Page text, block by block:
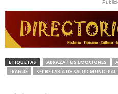
ETIQUETAS ABRAZA TUS EMOCIONES
IBAGUÉ
SECRETARÍA DE SALUD MUNICIPAL